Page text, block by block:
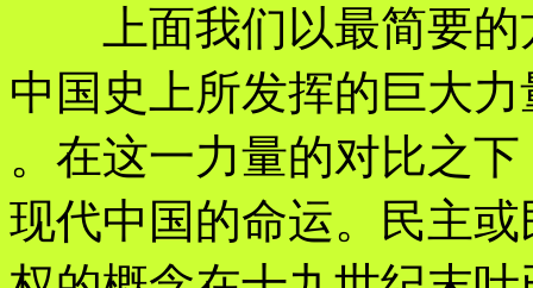
上面我们以最简要的
中国史上所发挥的巨大力
。在这一力量的对比之
现代中国的命运。民主或